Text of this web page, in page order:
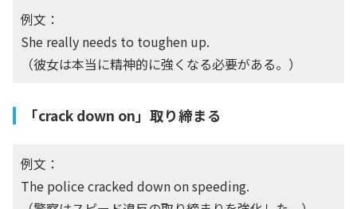
例文：
She really needs to toughen up.
（彼女は本当に精神的に強くなる必要がある。）
「crack down on」取り締まる
例文：
The police cracked down on speeding.